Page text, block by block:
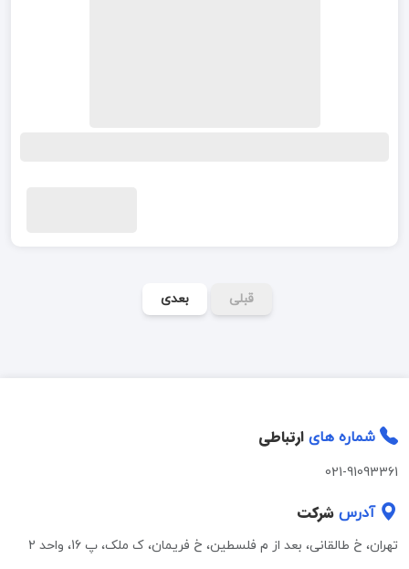
قبلی بعدی
شماره های ارتباطی
021-91093361
آدرس شرکت
تهران، خ طالقانی، بعد از م فلسطین، خ فریمان، ک ملک، پ 16، واحد 2